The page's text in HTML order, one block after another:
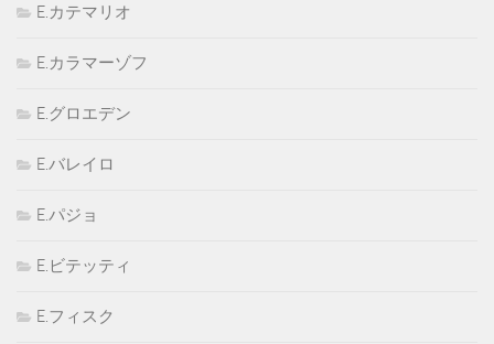
E.カテマリオ
E.カラマーゾフ
E.グロエデン
E.バレイロ
E.パジョ
E.ビテッティ
E.フィスク